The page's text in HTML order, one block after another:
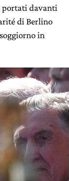
portati davanti
di Berlino
in